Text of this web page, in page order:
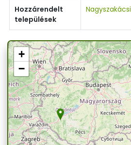
Hozzárendelt
települések
Nagyszakácsi
+
−